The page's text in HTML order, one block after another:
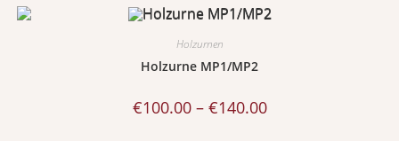
Holzurnen
Holzurne MP1/MP2
€100.00 – €140.00